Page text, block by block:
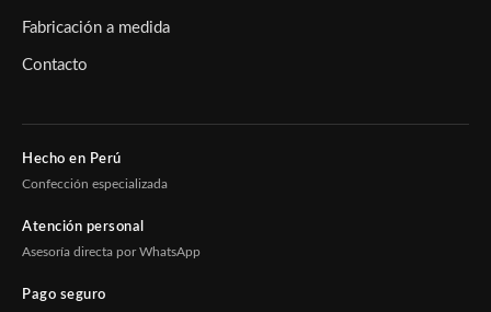
Fabricación a medida
Contacto
Hecho en Perú
Confección especializada
Atención personal
Asesoría directa por WhatsApp
Pago seguro